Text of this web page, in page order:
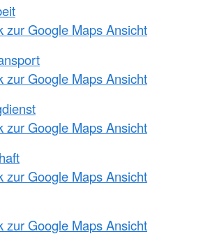
zur Google Maps Ansicht
zur Google Maps Ansicht
zur Google Maps Ansicht
zur Google Maps Ansicht
zur Google Maps Ansicht